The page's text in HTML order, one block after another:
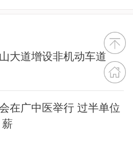
大道增设非机动车道
在广中医举行 过半单位